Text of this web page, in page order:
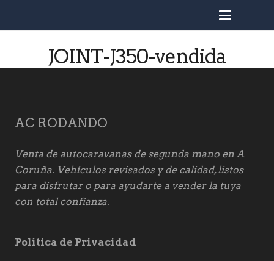
JOINT-J350-vendida
AC RODANDO
Venta de autocaravanas de segunda mano en A
Coruña. Vehículos revisados y de calidad, listos
para disfrutar o para ayudarte a vender la tuya
con total confianza.
Política de Privacidad